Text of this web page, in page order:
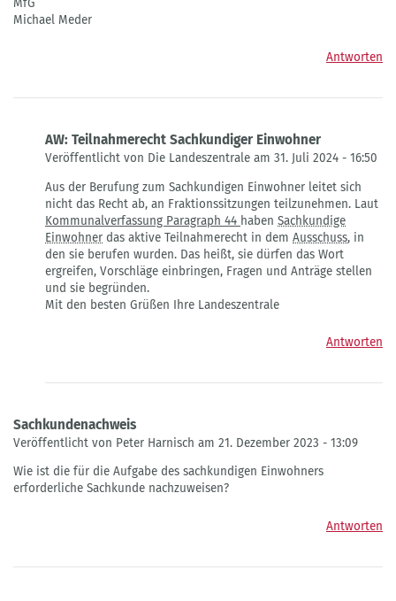
Michael Meder
Antworten
AW: Teilnahmerecht Sachkundiger Einwohner
Veröffentlicht von Die Landeszentrale am 31. Juli 2024 - 16:50
auf
Teilnahmerecht
Sachkundiger
Einwohner
an
Sitzungen
der
Fraktion
Aus der Berufung zum Sachkundigen Einwohner leitet sich
nicht das Recht ab, an Fraktionssitzungen teilzunehmen. Laut
Kommunalverfassung Paragraph 44 haben Sachkundige
Einwohner das aktive Teilnahmerecht in dem Ausschuss, in
den sie berufen wurden. Das heißt, sie dürfen das Wort
ergreifen, Vorschläge einbringen, Fragen und Anträge stellen
und sie begründen.
Mit den besten Grüßen Ihre Landeszentrale
Antworten
Sachkundenachweis
Veröffentlicht von Peter Harnisch am 21. Dezember 2023 - 13:09
Wie ist die für die Aufgabe des sachkundigen Einwohners
erforderliche Sachkunde nachzuweisen?
Antworten